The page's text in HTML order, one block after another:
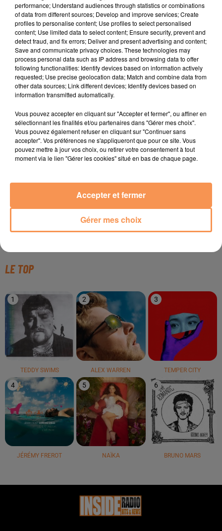
Facebook :
TITRES DIFFUSÉS
DJ GOJA ROSE LAURENS RIHANNA
LE TOP
1
TEDDY SWIMS
2
ALEX WARREN
3
TEMPER CITY
4
JÉRÉMY FREROT
5
NAÏKA
6
BRUNO MARS
performance; Understand audiences through statistics or combinations
of data from different sources; Develop and improve services; Create
profiles to personalise content; Use profiles to select personalised
content; Use limited data to select content; Ensure security, prevent and
detect fraud, and fix errors; Deliver and present advertising and content;
Save and communicate privacy choices. These technologies may
process personal data such as IP address and browsing data to offer
following functionalities: Identify devices based on information actively
requested; Use precise geolocation data; Match and combine data from
other data sources; Link different devices; Identify devices based on
information transmitted automatically.
Vous pouvez accepter en cliquant sur "Accepter et fermer", ou affiner en
sélectionnant les finalités et/ou partenaires dans "Gérer mes choix".
Vous pouvez également refuser en cliquant sur "Continuer sans
accepter". Vos préférences ne s'appliqueront que pour ce site. Vous
pouvez mettre à jour vos choix, ou retirer votre consentement à tout
moment via le lien "Gérer les cookies" situé en bas de chaque page.
Gérer mes choix
Accepter et fermer